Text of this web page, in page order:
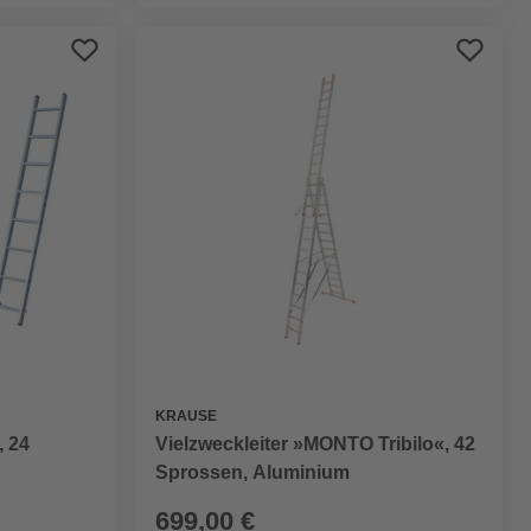
24
KRAUSE
Vielzweckleiter »MONTO Tribilo«, 42
Sprossen, Aluminium
699,00 €